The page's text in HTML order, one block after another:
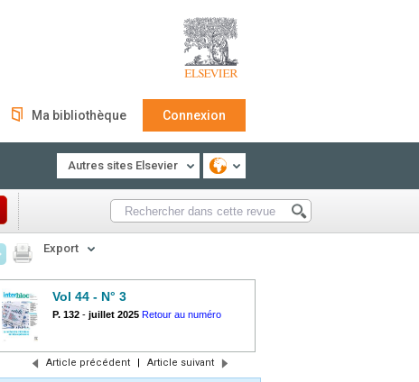
Ma bibliothèque Connexion
Autres sites Elsevier
Export
Vol 44 - N° 3
P. 132 - juillet 2025 Retour au numéro
Article précédent | Article suivant